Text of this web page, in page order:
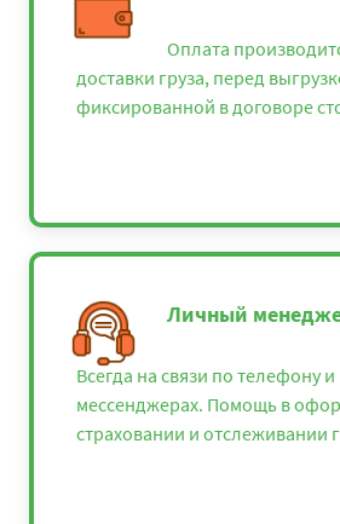
Оплата
доставки груза, перед
фиксированной в договоре
Личный
Всегда на связи по телефону и
мессенджерах. Помощь в
страховании и отслеживании